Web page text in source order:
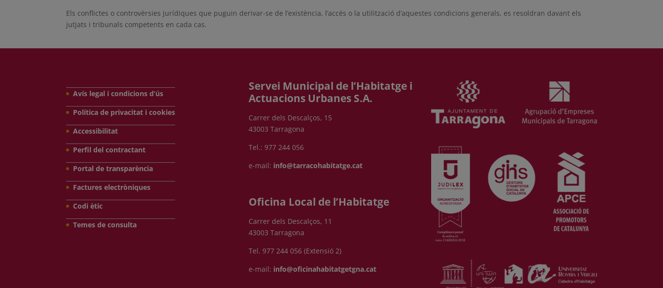
Els conflictes o controvèrsies jurídiques que puguin derivar-se de l’existència, l’accés o la utilització d’aquestes condicions generals, es resoldran davant els
jutjats i tribunals competents en cada cas.
Avís legal i condicions d’ús
Política de privacitat i cookies
Accessibilitat
Perfil del contractant
Portal de transparència
Factures electròniques
Codi ètic
Temes de consulta
Servei Municipal de l’Habitatge i
Actuacions Urbanes S.A.
Carrer dels Descalços, 15
43003 Tarragona
Tel.: 977 244 056
e-mail: info@tarracohabitatge.cat
Oficina Local de l’Habitatge
Carrer dels Descalços, 11
43003 Tarragona
Tel. 977 244 056 (Extensió 2)
e-mail: info@oficinahabitatgetgna.cat